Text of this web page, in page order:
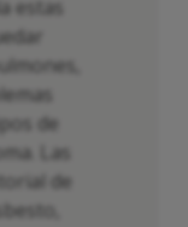
estas
de
Las
de